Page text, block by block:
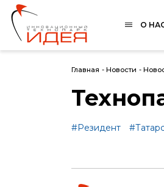
О
Главная - Новости -
#Резидент